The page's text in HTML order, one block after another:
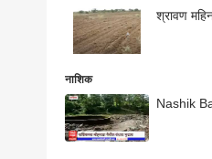
श्रावण
नाशिक
Nashik